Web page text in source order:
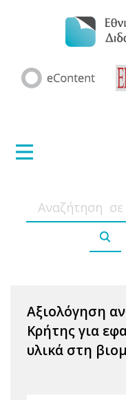
Αξιολόγηση
Κρήτης για
υλικά στη